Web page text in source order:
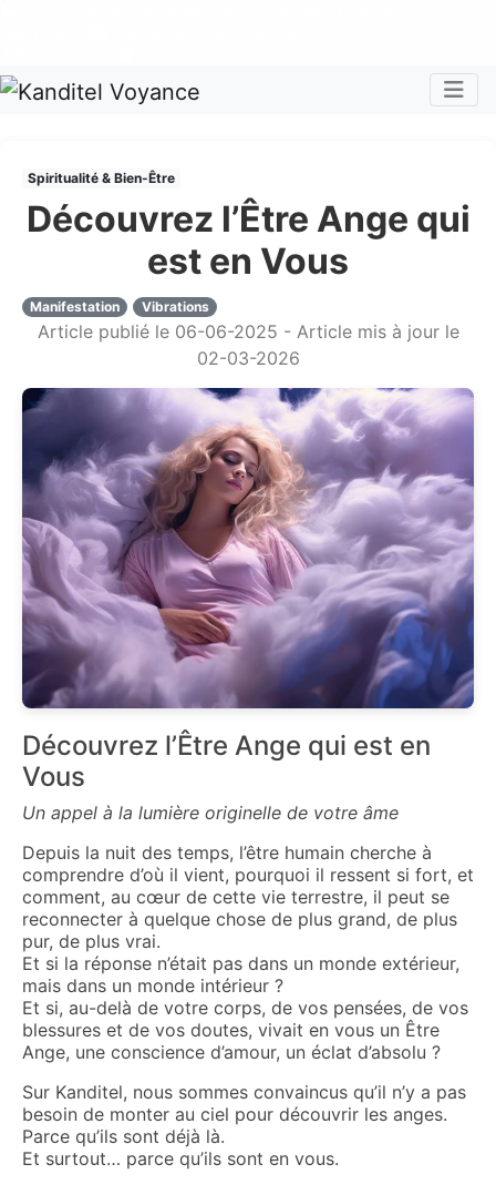
Spiritualité & Bien-Être
Découvrez l’Être Ange qui
est en Vous
Manifestation Vibrations
Article publié le 06-06-2025 - Article mis à jour le
02-03-2026
Découvrez l’Être Ange qui est en
Vous
Un appel à la lumière originelle de votre âme
Depuis la nuit des temps, l’être humain cherche à
comprendre d’où il vient, pourquoi il ressent si fort, et
comment, au cœur de cette vie terrestre, il peut se
reconnecter à quelque chose de plus grand, de plus
pur, de plus vrai.
Et si la réponse n’était pas dans un monde extérieur,
mais dans un monde intérieur ?
Et si, au-delà de votre corps, de vos pensées, de vos
blessures et de vos doutes, vivait en vous un Être
Ange, une conscience d’amour, un éclat d’absolu ?
Sur Kanditel, nous sommes convaincus qu’il n’y a pas
besoin de monter au ciel pour découvrir les anges.
Parce qu’ils sont déjà là.
Et surtout… parce qu’ils sont en vous.